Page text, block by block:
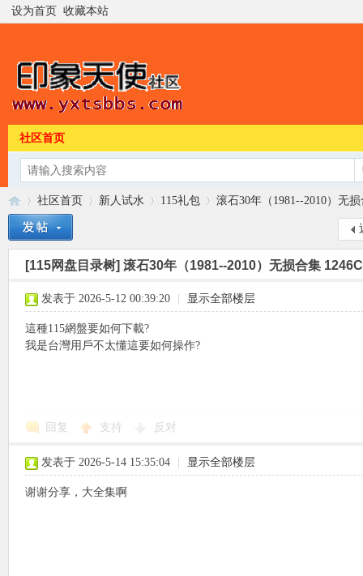
设为首页 收藏本站
社区首页
»
社区首页
›
新人试水
›
115礼包
›
滚石30年（1981--2010）无
[115网盘目录树] 滚石30年（1981--2010）无损合集
发表于 2026-5-12 00:39:20 显示全部楼层
這種115網盤要如何下載?
我是台灣用戶不太懂這要如何操作?
回复 支持 反对
发表于 2026-5-14 15:35:04 显示全部楼层
谢谢分享，大全集啊